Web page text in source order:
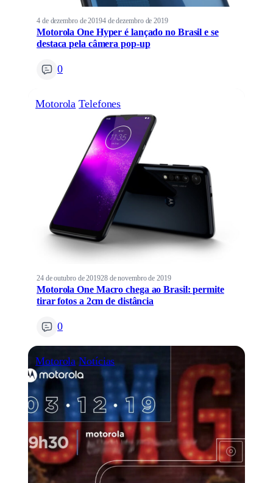
4 de dezembro de 20194 de dezembro de 2019
Motorola One Hyper é lançado no Brasil e se
destaca pela câmera pop-up
0
Motorola Telefones
24 de outubro de 201928 de novembro de 2019
Motorola One Macro chega ao Brasil: permite
tirar fotos a 2cm de distância
0
Motorola Notícias